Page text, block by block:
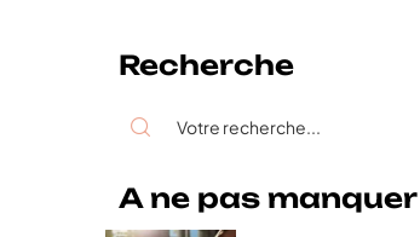
Recherche
A ne pas manquer